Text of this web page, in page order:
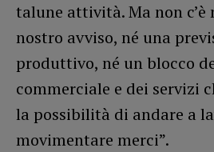
talune attività. Ma non c’è
nostro avviso, né una
produttivo, né un blocco
commerciale e dei servizi
la possibilità di andare a
movimentare merci”.